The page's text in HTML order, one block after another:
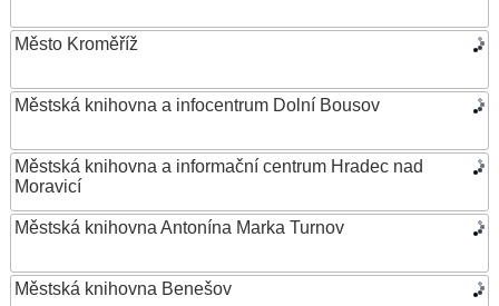
Město Kroměříž
Městská knihovna a infocentrum Dolní Bousov
Městská knihovna a informační centrum Hradec nad
Moravicí
Městská knihovna Antonína Marka Turnov
Městská knihovna Benešov